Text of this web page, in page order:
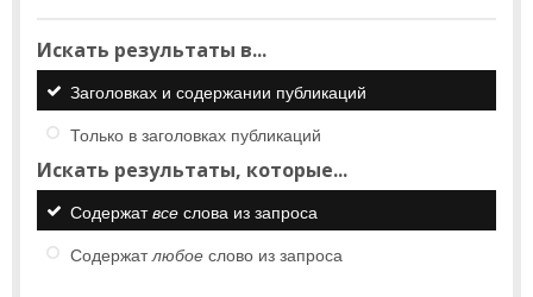
Искать результаты в...
Заголовках и содержании публикаций
Только в заголовках публикаций
Искать результаты, которые...
Содержатвсе слова из запроса
Содержатлюбое слово из запроса